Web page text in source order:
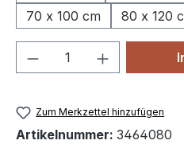
70 x 100 cm
80 x 120
Produkt Anzahl:
Zum Merkzettel hinzufügen
Artikelnummer: 3464080